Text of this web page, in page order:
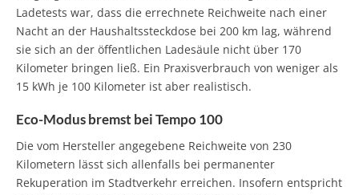
Ladetests war, dass die errechnete Reichweite nach einer
Nacht an der Haushaltssteckdose bei 200 km lag, während
sie sich an der öffentlichen Ladesäule nicht über 170
Kilometer bringen ließ. Ein Praxisverbrauch von weniger als
15 kWh je 100 Kilometer ist aber realistisch.
Eco-Modus bremst bei Tempo 100
Die vom Hersteller angegebene Reichweite von 230
Kilometern lässt sich allenfalls bei permanenter
Rekuperation im Stadtverkehr erreichen. Insofern entspricht